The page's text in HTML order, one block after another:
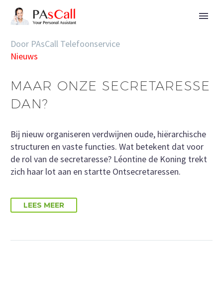
Door PAsCall Telefoonservice
Nieuws
MAAR ONZE SECRETARESSE
DAN?
Bij nieuw organiseren verdwijnen oude, hiërarchische
structuren en vaste functies. Wat betekent dat voor
de rol van de secretaresse? Léontine de Koning trekt
zich haar lot aan en startte Ontsecretaressen.
LEES MEER